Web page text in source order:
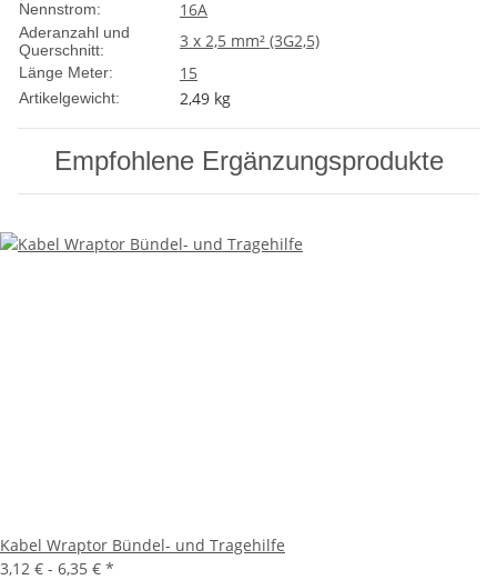
Nennstrom: 16A
Aderanzahl und
Querschnitt:
3 x 2,5 mm² (3G2,5)
Länge Meter: 15
Artikelgewicht: 2,49 kg
Empfohlene Ergänzungsprodukte
Kabel Wraptor Bündel- und Tragehilfe
3,12 € - 6,35 € *